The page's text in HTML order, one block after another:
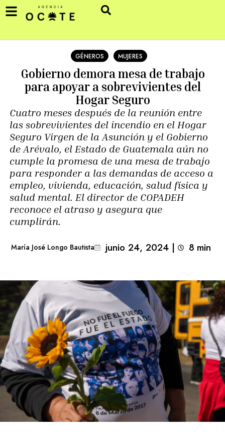
GÉNEROS MUJERES
Gobierno demora mesa de trabajo
para apoyar a sobrevivientes del
Hogar Seguro
Cuatro meses después de la reunión entre
las sobrevivientes del incendio en el Hogar
Seguro Virgen de la Asunción y el Gobierno
de Arévalo, el Estado de Guatemala aún no
cumple la promesa de una mesa de trabajo
para responder a las demandas de acceso a
empleo, vivienda, educación, salud física y
salud mental. El director de COPADEH
reconoce el atraso y asegura que
cumplirán.
María José Longo Bautista junio 24, 2024 | 8 min